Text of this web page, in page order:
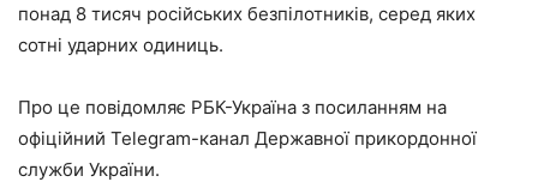
понад 8 тисяч російських безпілотників, серед яких
сотні ударних одиниць.
Про це повідомляє РБК-Україна з посиланням на
офіційний Telegram-канал Державної прикордонної
служби України.